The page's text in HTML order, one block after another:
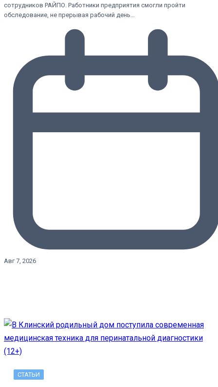
сотрудников РАЙПО. Работники предприятия смогли пройти
обследование, не прерывая рабочий день…
Авг 7, 2026
СТАТЬИ